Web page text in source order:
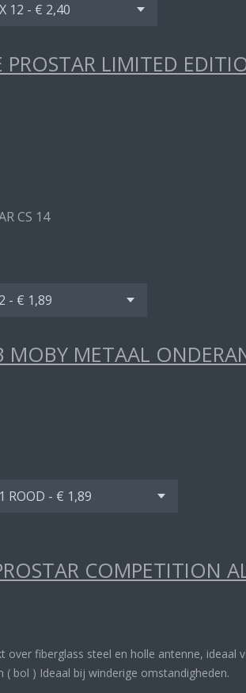
PROSTAR LIMITED
CS 14
MOBY METAAL
COMPETITION
over fiberglass steel en holle antenne, ideaal
( bol ) Ideaal bij winderige omstandigheden.